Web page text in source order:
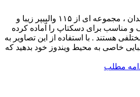
این بار برای شما علاقه مندان ، مجموعه ای از ۱۱۵ والپیپر زیبا و
و مناسب برای دسکتاپ را آماده کرده
هستند . با استفاده از این تصاویر به
خاصی به محیط ویندوز خود بدهید که
مطلب